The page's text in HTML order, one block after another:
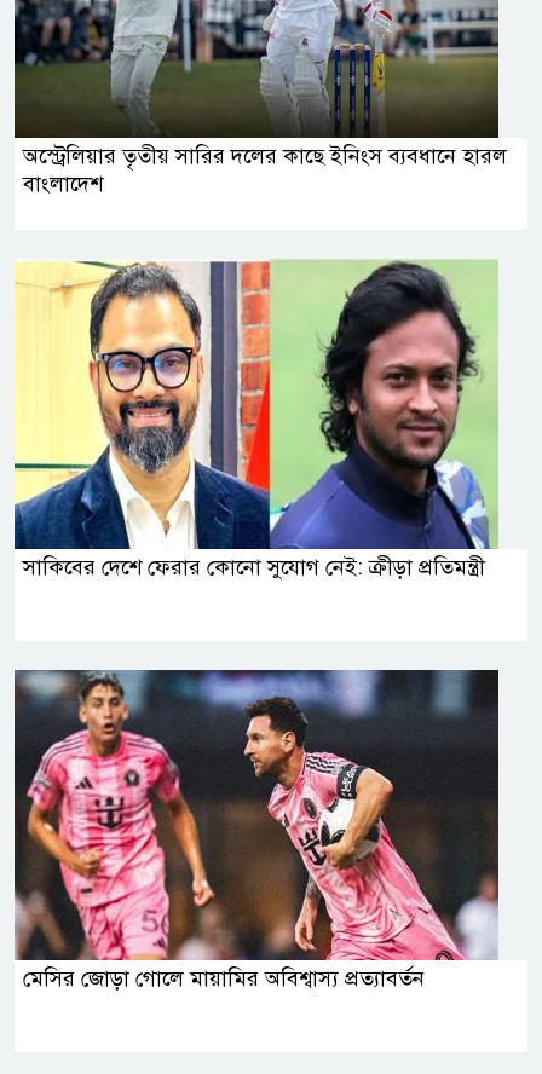
অস্ট্রেলিয়ার তৃতীয় সারির দলের কাছে ইনিংস ব্যবধানে হারল
বাংলাদেশ
সাকিবের দেশে ফেরার কোনো সুযোগ নেই: ক্রীড়া প্রতিমন্ত্রী
মেসির জোড়া গোলে মায়ামির অবিশ্বাস্য প্রত্যাবর্তন